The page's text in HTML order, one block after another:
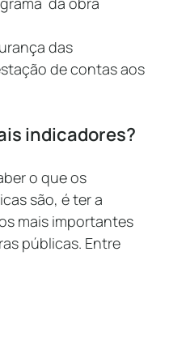
das
de contas aos
indicadores?
o que os
são, é ter a
mais importantes
públicas. Entre